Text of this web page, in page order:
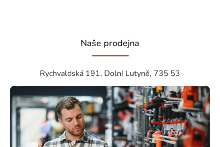
Naše prodejna
Rychvaldská 191, Dolní Lutyně, 735 53